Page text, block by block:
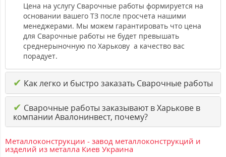
Цена на услугу Сварочные работы формируется на
основании вашего ТЗ после просчета нашими
менеджерами. Мы можем гарантировать что цена
для Сварочные работы не будет превышать
среднерыночную по Харькову а качество вас
порадует.
✔ Как легко и быстро заказать Сварочные работы
✔ Сварочные работы заказывают в Харькове в
компании Авалонинвест, почему?
Металлоконструкции - завод металлоконструкций и
изделий из металла Киев Украина